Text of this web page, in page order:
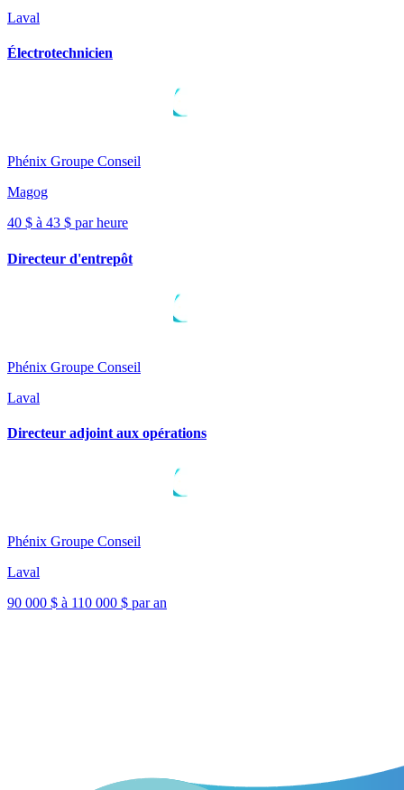
Laval
Électrotechnicien
Phénix Groupe Conseil
Magog
40 $ à 43 $ par heure
Directeur d'entrepôt
Phénix Groupe Conseil
Laval
Directeur adjoint aux opérations
Phénix Groupe Conseil
Laval
90 000 $ à 110 000 $ par an